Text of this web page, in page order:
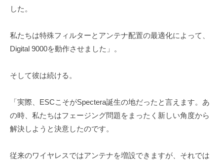
した。
私たちは特殊フィルターとアンテナ配置の最適化によって、
Digital 9000を動作させました」。
そして彼は続ける。
「実際、ESCこそがSpectera誕生の地だったと言えます。あ
の時、私たちはフェージング問題をまったく新しい角度から
解決しようと決意したのです。
従来のワイヤレスではアンテナを増設できますが、それでは